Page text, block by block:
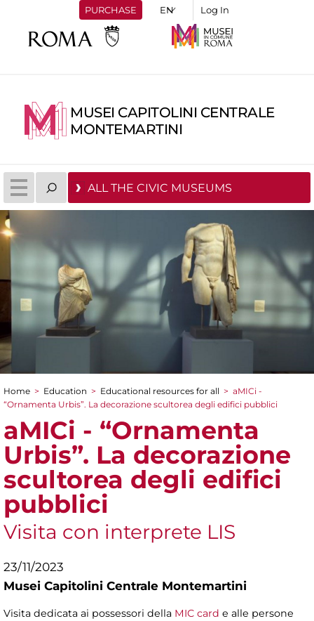
PURCHASE Log In
MUSEI CAPITOLINI CENTRALE
MONTEMARTINI
ALL THE CIVIC MUSEUMS
You are here
Home > Education > Educational resources for all > aMICi -
“Ornamenta Urbis”. La decorazione scultorea degli edifici pubblici
aMICi - “Ornamenta
Urbis”. La decorazione
scultorea degli edifici
pubblici
Visita con interprete LIS
23/11/2023
Musei Capitolini Centrale Montemartini
Visita dedicata ai possessori della MIC card e alle persone